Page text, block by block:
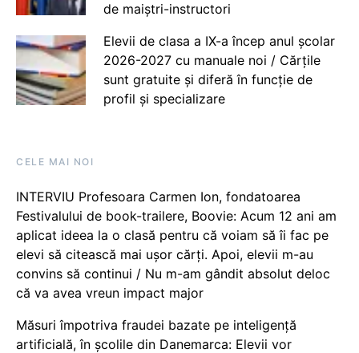
de maiștri-instructori
Elevii de clasa a IX-a încep anul școlar
2026-2027 cu manuale noi / Cărțile
sunt gratuite și diferă în funcție de
profil și specializare
CELE MAI NOI
INTERVIU Profesoara Carmen Ion, fondatoarea
Festivalului de book-trailere, Boovie: Acum 12 ani am
aplicat ideea la o clasă pentru că voiam să îi fac pe
elevi să citească mai ușor cărți. Apoi, elevii m-au
convins să continui / Nu m-am gândit absolut deloc
că va avea vreun impact major
Măsuri împotriva fraudei bazate pe inteligență
artificială, în școlile din Danemarca: Elevii vor